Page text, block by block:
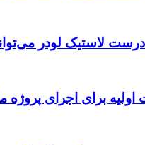
لاستیک لودر
اولیه برای اجرای